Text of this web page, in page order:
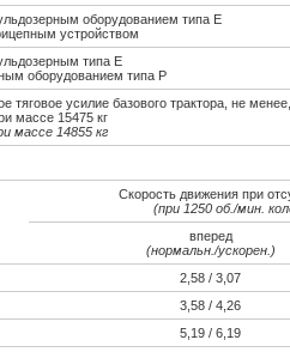
оборудованием типа Е
устройством
типа Е
оборудованием типа Р
тяговое усилие базового трактора, не
массе 15475 кг
массе 14855 кг
Скорость движения при
(при 1250 об./мин.
вперед
(нормальн./ускорен.)
2,58 / 3,07
3,58 / 4,26
5,19 / 6,19